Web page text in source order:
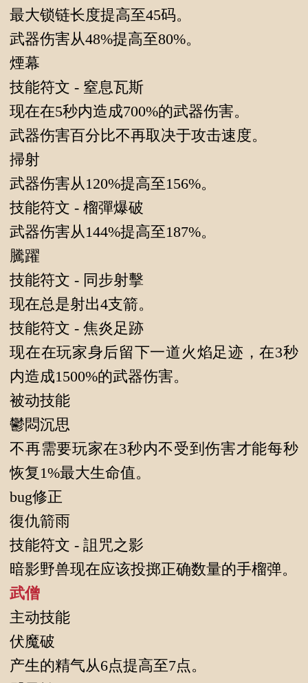
最大锁链长度提高至45码。
武器伤害从48%提高至80%。
煙幕
技能符文 - 窒息瓦斯
现在在5秒内造成700%的武器伤害。
武器伤害百分比不再取决于攻击速度。
掃射
武器伤害从120%提高至156%。
技能符文 - 榴彈爆破
武器伤害从144%提高至187%。
騰躍
技能符文 - 同步射擊
现在总是射出4支箭。
技能符文 - 焦炎足跡
现在在玩家身后留下一道火焰足迹，在3秒
内造成1500%的武器伤害。
被动技能
鬱悶沉思
不再需要玩家在3秒内不受到伤害才能每秒
恢复1%最大生命值。
bug修正
復仇箭雨
技能符文 - 詛咒之影
暗影野兽现在应该投掷正确数量的手榴弹。
武僧
主动技能
伏魔破
产生的精气从6点提高至7点。